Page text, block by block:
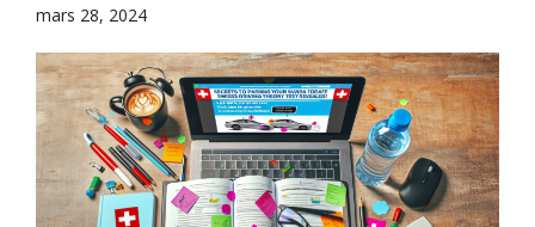
mars 28, 2024